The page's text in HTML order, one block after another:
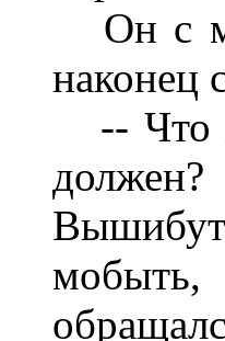
Он с
наконец
-- Что